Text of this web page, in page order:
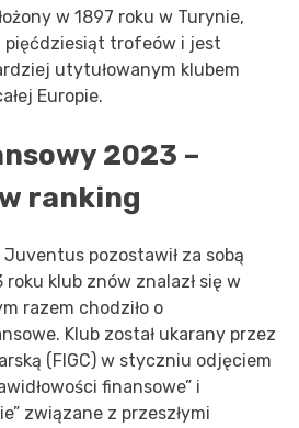
w 1897 roku w Turynie,
pięćdziesiąt trofeów i jest
utytułowanym klubem
Europie.
2023 –
ranking
Juventus pozostawił za sobą
klub znów znalazł się w
razem chodziło o
Klub został ukarany przez
(FIGC) w styczniu odjęciem
finansowe” i
związane z przeszłymi